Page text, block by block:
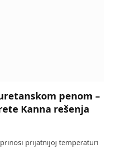
penom –
Kanna rešenja
prijatnijoj temperaturi